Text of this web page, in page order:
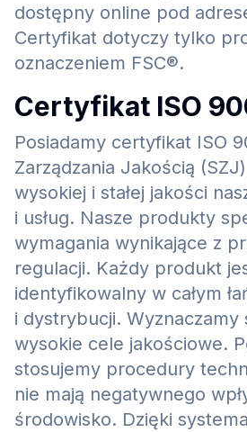
dostępny online pod
Certyfikat dotyczy tylko
oznaczeniem FSC®.
Certyfikat ISO
Posiadamy certyfikat ISO
Zarządzania Jakością
wysokiej i stałej jakości
i usług. Nasze produkty
wymagania wynikające z
regulacji. Każdy produkt
identyfikowalny w całym
i dystrybucji. Wyznaczamy
wysokie cele jakościowe.
stosujemy procedury
nie mają negatywnego
środowisko. Dzięki